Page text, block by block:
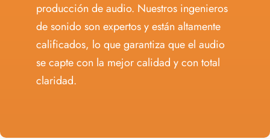
producción de audio. Nuestros ingenieros
de sonido son expertos y están altamente
calificados, lo que garantiza que el audio
se capte con la mejor calidad y con total
claridad.